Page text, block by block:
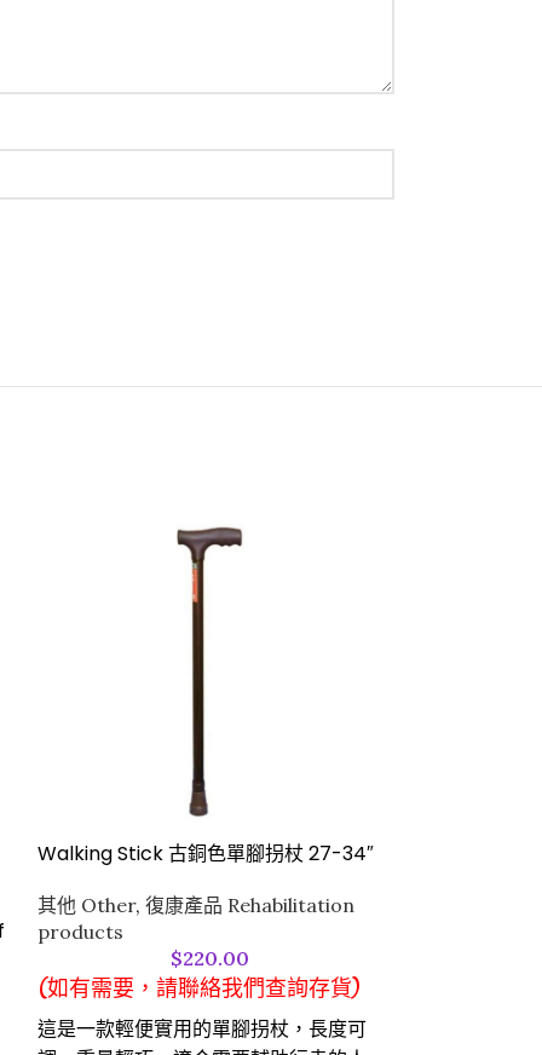
Walking Stick 古銅色單腳拐杖 27-34″
其他 Other, 復康產品 Rehabilitation
products
$220.00
(如有需要，請聯絡我們查詢存貨)
這是一款輕便實用的單腳拐杖，長度可